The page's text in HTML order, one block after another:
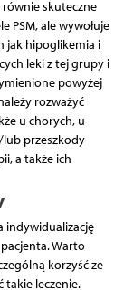
skuteczne
PSM, ale wywołuje
jak hipoglikemia i
leki z tej grupy i
powyżej
rozważyć
u chorych, u
przeszkody
a także ich
indywidualizację
Warto
korzyść ze
takie leczenie.